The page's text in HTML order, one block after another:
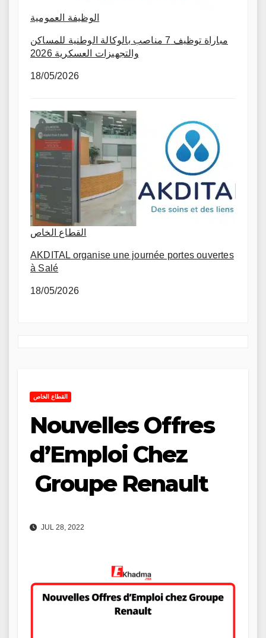
الوظيفة العمومية
مباراة توظيف 7 مناصب بالوكالة الوطنية للمساكن
والتجهيزات العسكرية 2026
18/05/2026
القطاع الخاص
AKDITAL organise une journée portes ouvertes
à Salé
18/05/2026
القطاع الخاص
Nouvelles Offres
d’Emploi Chez
Groupe Renault
JUL 28, 2022